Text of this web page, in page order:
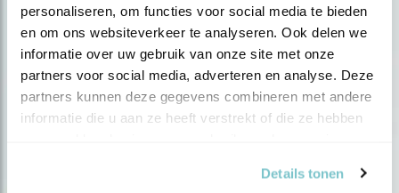
personaliseren, om functies voor social media te bieden
en om ons websiteverkeer te analyseren. Ook delen we
informatie over uw gebruik van onze site met onze
partners voor social media, adverteren en analyse. Deze
partners kunnen deze gegevens combineren met andere
informatie die u aan ze heeft verstrekt of die ze hebben
Details tonen